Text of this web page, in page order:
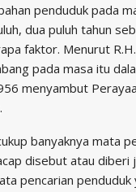
penduduk pada
dua puluh tahun
faktor. Menurut
pada masa itu
menyambut
banyaknya mata
disebut atau diberi
pencarian penduduk